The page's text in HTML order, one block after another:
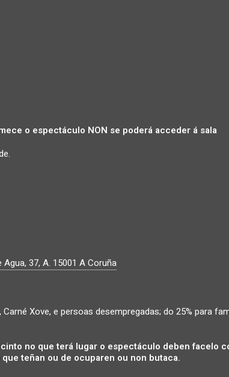
o espectáculo NON se poderá acceder á sala
Agua, 37, A. 15001 A Coruña
Xove, e persoas desempregadas; do 25% para
no que terá lugar o espectáculo deben facelo
teñan ou de ocuparen ou non butaca.